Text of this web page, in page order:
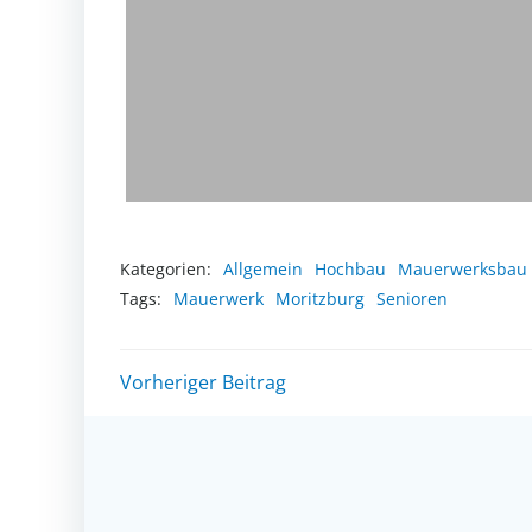
Kategorien: Allgemein Hochbau
Mauerwerksbau
Tags:
Mauerwerk Moritzburg Senioren
Post
Vorheriger Beitrag